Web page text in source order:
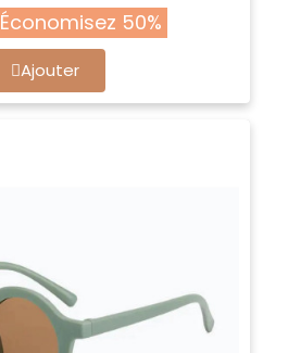
Économisez 50%
Ajouter